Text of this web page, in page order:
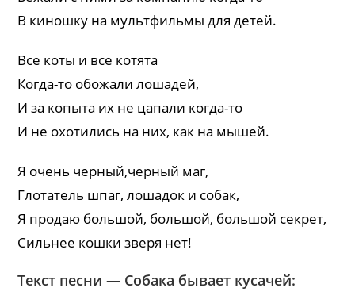
В киношку на мультфильмы для детей.
Bсе коты и все котята
Когда-то обожали лошадей,
И за копыта их не цапали когда-то
И не охотились на них, как на мышей.
Я очень черный,черный маг,
Глотатель шпаг, лошадок и собак,
Я продаю большой, большой, большой секрет,
Сильнее кошки зверя нет!
Текст песни — Собака бывает кусачей: